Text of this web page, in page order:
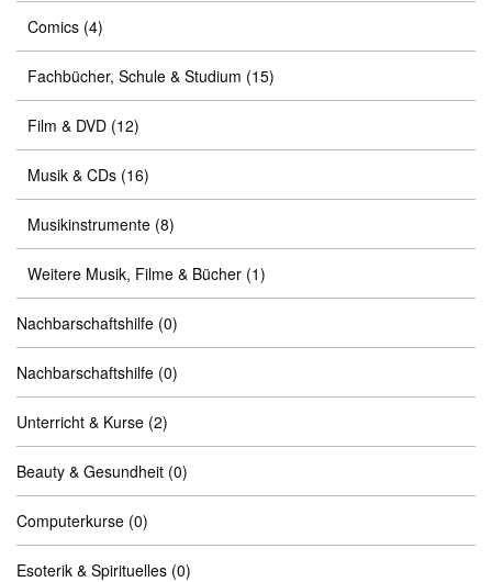
Comics (4)
Fachbücher, Schule & Studium (15)
Film & DVD (12)
Musik & CDs (16)
Musikinstrumente (8)
Weitere Musik, Filme & Bücher (1)
Nachbarschaftshilfe (0)
Nachbarschaftshilfe (0)
Unterricht & Kurse (2)
Beauty & Gesundheit (0)
Computerkurse (0)
Esoterik & Spirituelles (0)